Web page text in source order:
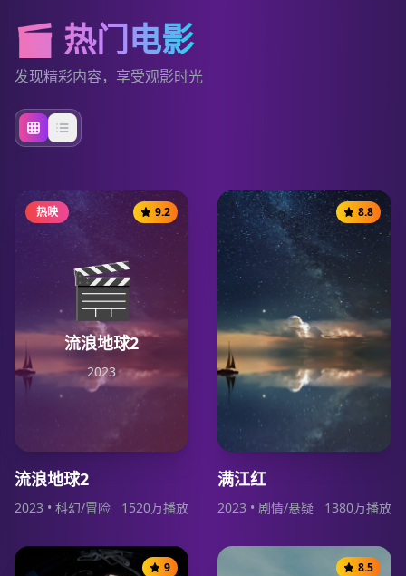
🎬 热门电影
发现精彩内容，享受观影时光
🎬
流浪地球2
2023
9.2
热映
流浪地球2
2023 • 科幻/冒险 1520万播放
8.8
满江红
2023 • 剧情/悬疑 1380万播放
9 8.5